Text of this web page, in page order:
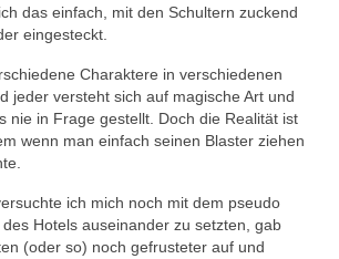
das einfach, mit den Schultern zuckend
eingesteckt.
Charaktere in verschiedenen
jeder versteht sich auf magische Art und
nie in Frage gestellt. Doch die Realität ist
wenn man einfach seinen Blaster ziehen
ich mich noch mit dem pseudo
Hotels auseinander zu setzten, gab
(oder so) noch gefrusteter auf und